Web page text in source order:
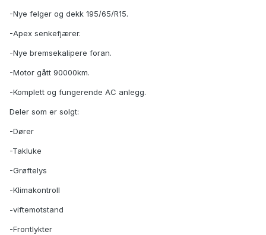
-Nye felger og dekk 195/65/R15.
-Apex senkefjærer.
-Nye bremsekalipere foran.
-Motor gått 90000km.
-Komplett og fungerende AC anlegg.
Deler som er solgt:
-Dører
-Takluke
-Grøftelys
-Klimakontroll
-viftemotstand
-Frontlykter